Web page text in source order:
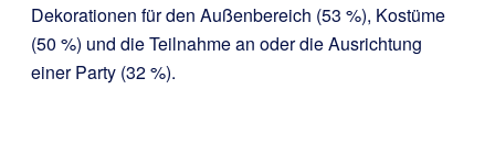
Dekorationen für den Außenbereich (53 %), Kostüme
(50 %) und die Teilnahme an oder die Ausrichtung
einer Party (32 %).